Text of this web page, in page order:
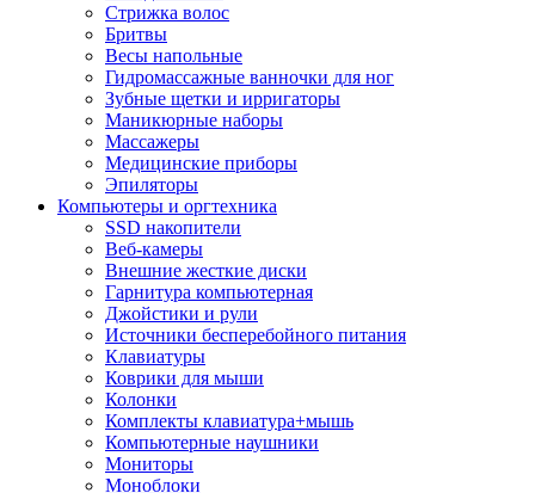
Стрижка волос
Бритвы
Весы напольные
Гидромассажные ванночки для ног
Зубные щетки и ирригаторы
Маникюрные наборы
Массажеры
Медицинские приборы
Эпиляторы
Компьютеры и оргтехника
SSD накопители
Веб-камеры
Внешние жесткие диски
Гарнитура компьютерная
Джойстики и рули
Источники бесперебойного питания
Клавиатуры
Коврики для мыши
Колонки
Комплекты клавиатура+мышь
Компьютерные наушники
Мониторы
Моноблоки